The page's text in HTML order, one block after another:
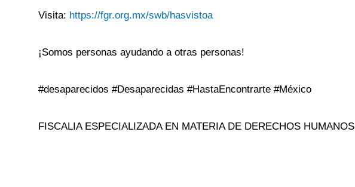
Visita: https://fgr.org.mx/swb/hasvistoa
¡Somos personas ayudando a otras personas!
#desaparecidos #Desaparecidas #HastaEncontrarte #México
FISCALIA ESPECIALIZADA EN MATERIA DE DERECHOS HUMANOS